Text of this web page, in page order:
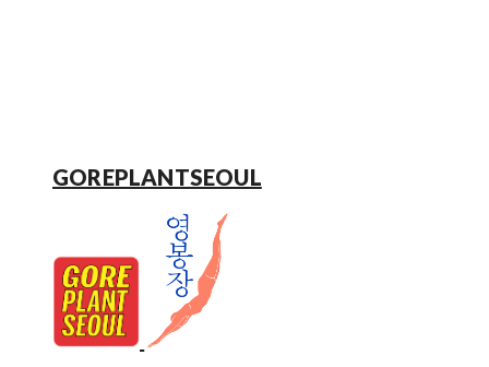
GOREPLANTSEOUL